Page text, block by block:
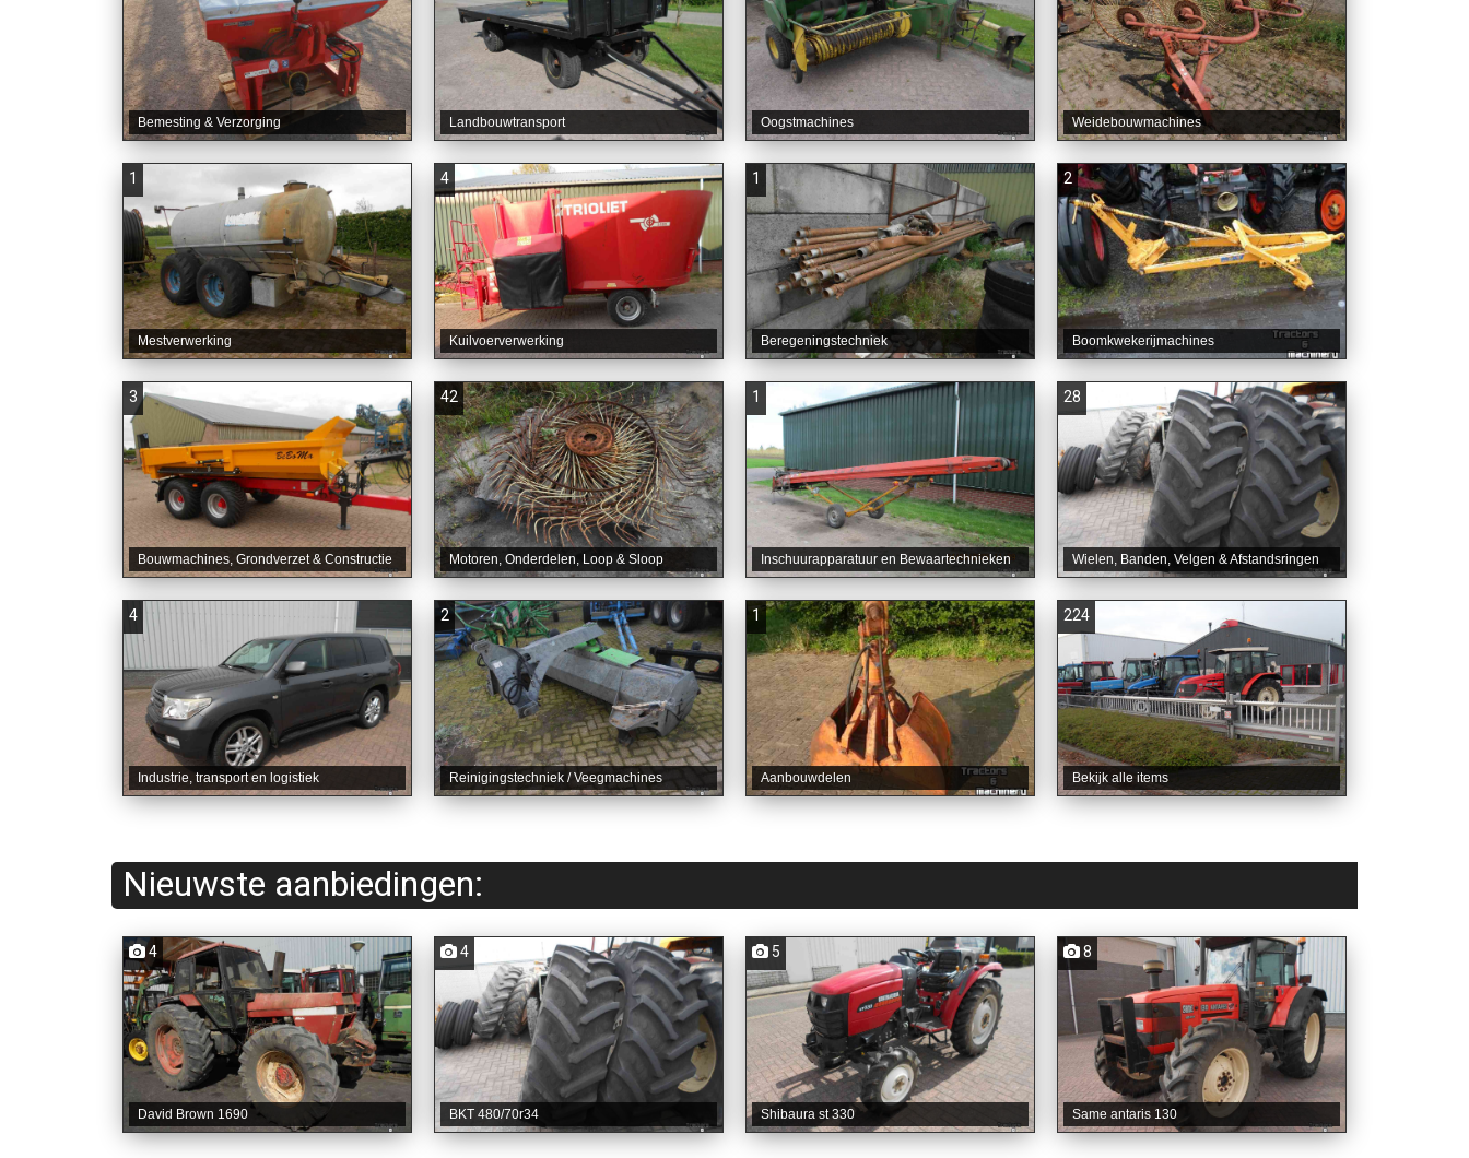
Bemesting & Verzorging Landbouwtransport Oogstmachines Weidebouwmachines
1
Mestverwerking
4
Kuilvoerverwerking
1
Beregeningstechniek
2
Boomkwekerijmachines
3
Bouwmachines, Grondverzet & Constructie
42
Motoren, Onderdelen, Loop & Sloop
1
Inschuurapparatuur en Bewaartechnieken
28
Wielen, Banden, Velgen & Afstandsringen
4
Industrie, transport en logistiek
2
Reinigingstechniek / Veegmachines
1
Aanbouwdelen
224
Bekijk alle items
Nieuwste aanbiedingen:
4
David Brown 1690
4
BKT 480/70r34
5
Shibaura st 330
8
Same antaris 130